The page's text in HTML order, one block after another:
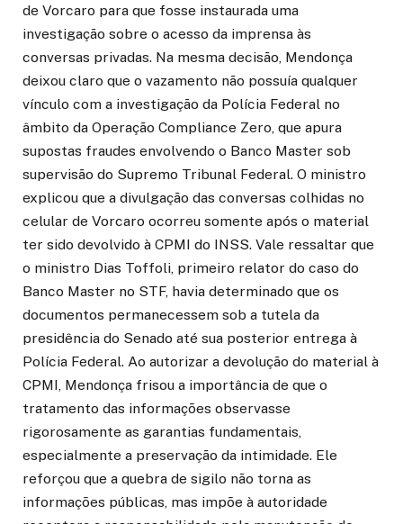
de Vorcaro para que fosse instaurada uma
investigação sobre o acesso da imprensa às
conversas privadas. Na mesma decisão, Mendonça
deixou claro que o vazamento não possuía qualquer
vínculo com a investigação da Polícia Federal no
âmbito da Operação Compliance Zero, que apura
supostas fraudes envolvendo o Banco Master sob
supervisão do Supremo Tribunal Federal. O ministro
explicou que a divulgação das conversas colhidas no
celular de Vorcaro ocorreu somente após o material
ter sido devolvido à CPMI do INSS. Vale ressaltar que
o ministro Dias Toffoli, primeiro relator do caso do
Banco Master no STF, havia determinado que os
documentos permanecessem sob a tutela da
presidência do Senado até sua posterior entrega à
Polícia Federal. Ao autorizar a devolução do material à
CPMI, Mendonça frisou a importância de que o
tratamento das informações observasse
rigorosamente as garantias fundamentais,
especialmente a preservação da intimidade. Ele
reforçou que a quebra de sigilo não torna as
informações públicas, mas impõe à autoridade